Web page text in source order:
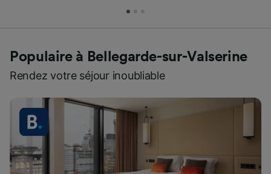
Populaire à Bellegarde-sur-Valserine
Rendez votre séjour inoubliable